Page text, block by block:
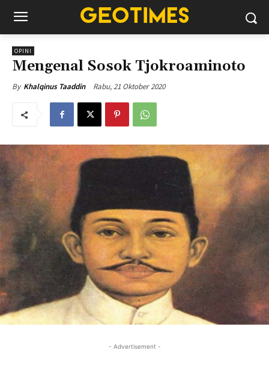
OPINI
Mengenal Sosok Tjokroaminoto
By Khalqinus Taaddin Rabu, 21 Oktober 2020
- Advertisement -